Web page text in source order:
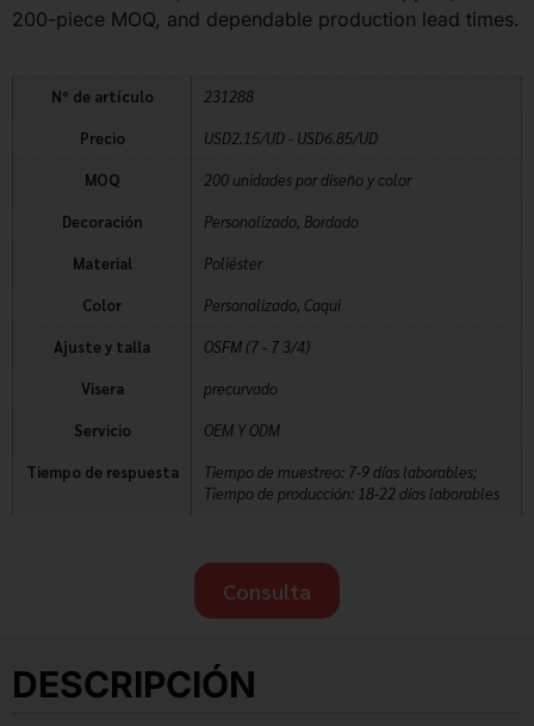
200-piece MOQ, and dependable production lead times.
Nº de artículo 231288
Precio USD2.15/UD - USD6.85/UD
MOQ 200 unidades por diseño y color
Decoración Personalizado, Bordado
Material Poliéster
Color Personalizado, Caqui
Ajuste y talla OSFM (7 - 7 3/4)
Visera precurvado
Servicio OEM Y ODM
Tiempo de respuesta
Tiempo de muestreo: 7-9 días laborables;
Tiempo de producción: 18-22 días laborables
Consulta
DESCRIPCIÓN